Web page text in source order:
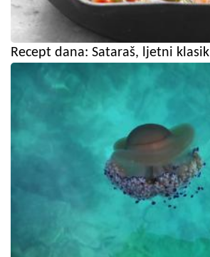
Recept dana: Sataraš, ljetni klasik